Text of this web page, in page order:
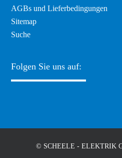
AGBs und Lieferbedingungen
Sitemap
Suche
Folgen Sie uns auf:
© SCHEELE - ELEKTRIK